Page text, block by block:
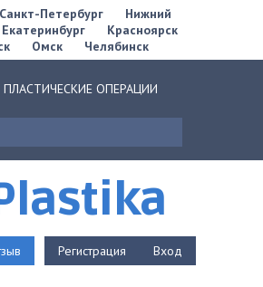
Санкт-Петербург
Нижний
Екатеринбург
Красноярск
Омск Челябинск
ПЛАСТИЧЕСКИЕ ОПЕРАЦИИ
Регистрация Вход